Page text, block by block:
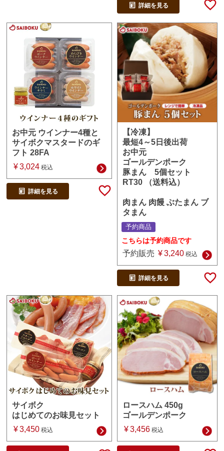
詳細を見る
お中元 ウインナー4種と
サイボクマスタードのギ
フト 28FA
¥ 3,024 税込
詳細を見る
【冷凍】
最短4～5日後出荷
お中元
ゴールデンポーク
豚まん 5個セット
RT30 （送料込）
肉まん 肉饅 ぶたまん ブ
タまん
予約商品
こちらは予約商品です
予約販売 ¥3,240 税込
詳細を見る
サイボク
はじめてのお味見セット
¥ 3,450 税込
ロースハム 450g
ゴールデンポーク
¥3,456 税込